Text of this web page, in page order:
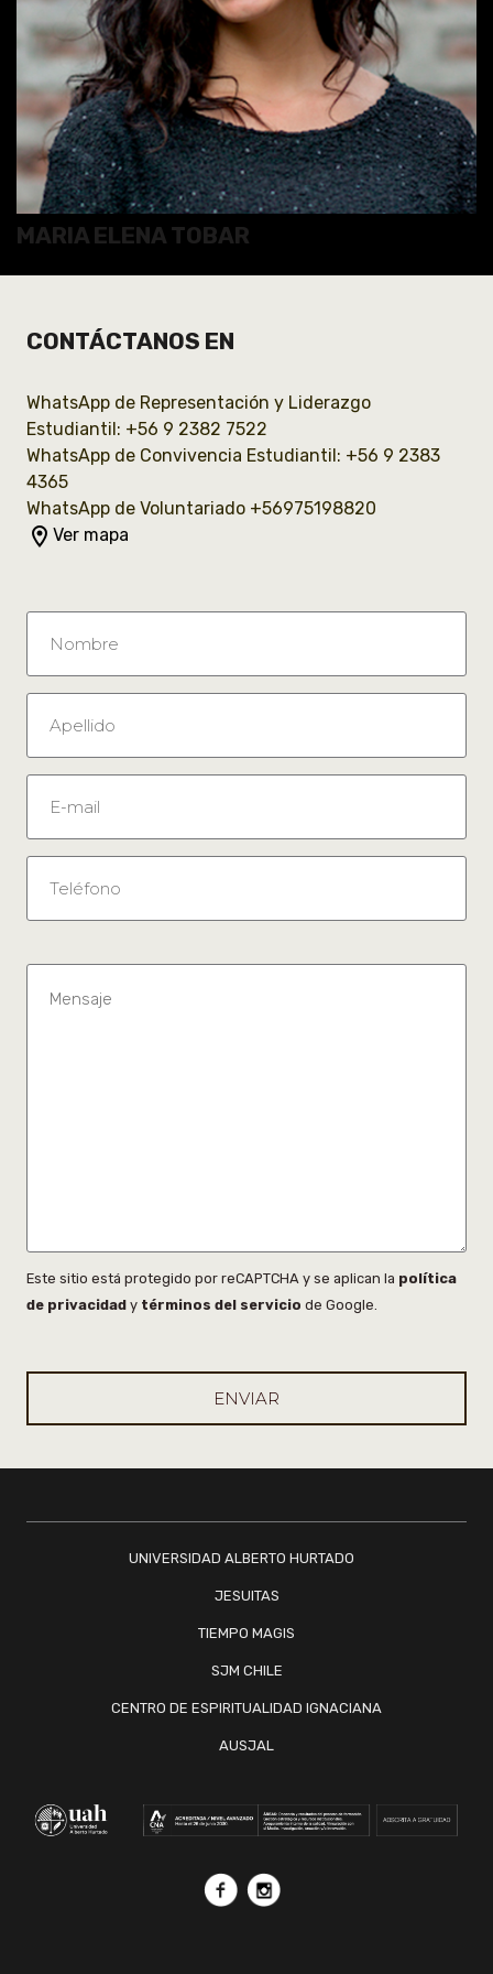
MARIA ELENA TOBAR
CONTÁCTANOS EN
WhatsApp de Representación y Liderazgo
Estudiantil: +56 9 2382 7522
WhatsApp de Convivencia Estudiantil: +56 9 2383
4365
WhatsApp de Voluntariado +56975198820
room Ver mapa
Este sitio está protegido por reCAPTCHA y se aplican la política
de privacidad y términos del servicio de Google.
UNIVERSIDAD ALBERTO HURTADO
JESUITAS
TIEMPO MAGIS
SJM CHILE
CENTRO DE ESPIRITUALIDAD IGNACIANA
AUSJAL